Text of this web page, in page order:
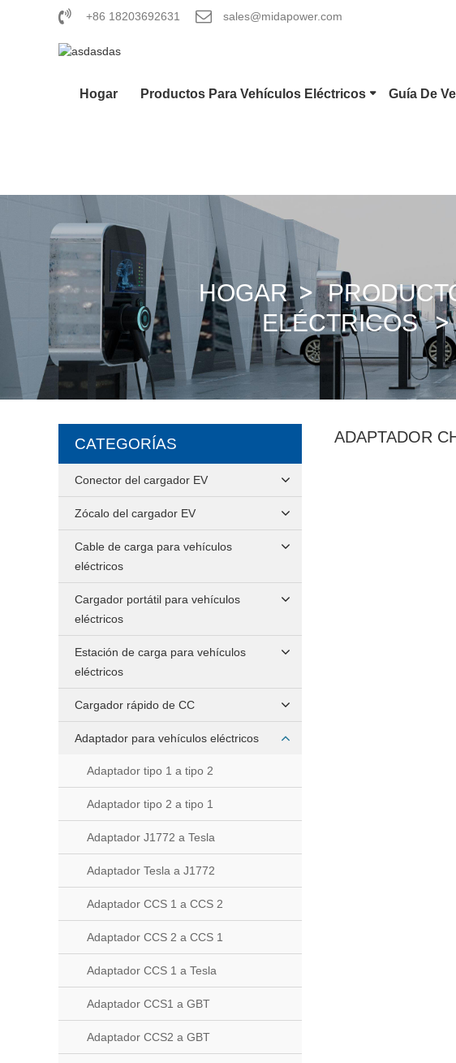
+86 18203692631 sales@midapower.com
Hogar Productos Para Vehículos Eléctricos
Pistola GB/T CC
Guía De
HOGAR
ELÉCTRICOS
CATEGORÍAS
Conector del cargador EV
Zócalo del cargador EV
Cable de carga para vehículos
eléctricos
Cargador portátil para vehículos
eléctricos
Estación de carga para vehículos
eléctricos
Cargador rápido de CC
Adaptador para vehículos eléctricos
Adaptador tipo 1 a tipo 2
Adaptador tipo 2 a tipo 1
Adaptador J1772 a Tesla
Adaptador Tesla a J1772
Adaptador CCS 1 a CCS 2
Adaptador CCS 2 a CCS 1
Adaptador CCS 1 a Tesla
Adaptador CCS1 a GBT
Adaptador CCS2 a GBT
ADAPTADOR